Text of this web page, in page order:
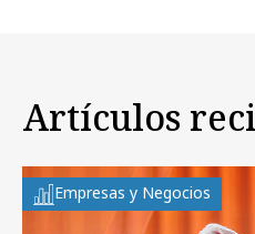
Artículos
Empresas y Negocios